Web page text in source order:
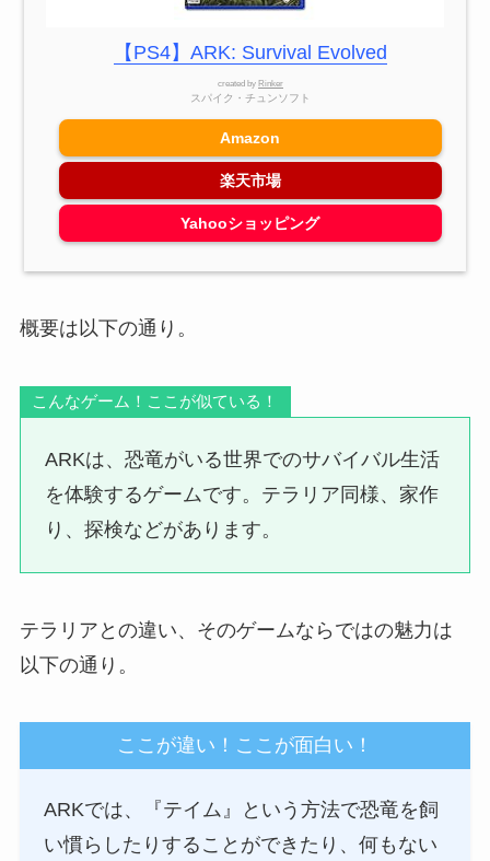
【PS4】ARK: Survival Evolved
created by Rinker
スパイク・チュンソフト
Amazon
楽天市場
Yahooショッピング
概要は以下の通り。
こんなゲーム！ここが似ている！
ARKは、恐竜がいる世界でのサバイバル生活
を体験するゲームです。テラリア同様、家作
り、探検などがあります。
テラリアとの違い、そのゲームならではの魅力は
以下の通り。
ここが違い！ここが面白い！
ARKでは、『テイム』という方法で恐竜を飼
い慣らしたりすることができたり、何もない